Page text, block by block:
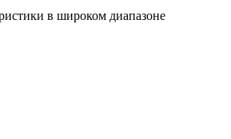
в широком диапазоне